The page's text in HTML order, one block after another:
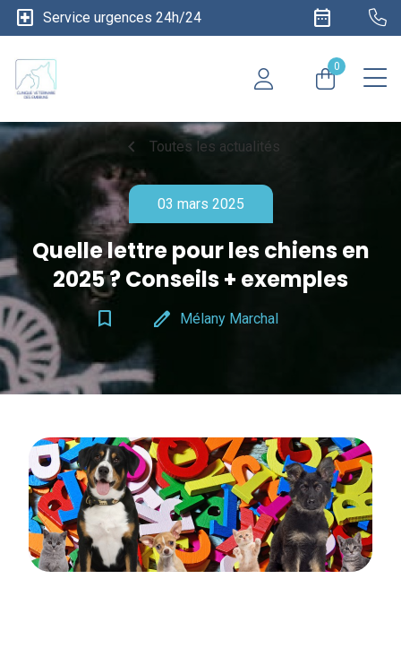
local_hospital Service urgences 24h/24 date_range
0
chevron_left Toutes les actualités
03 mars 2025
Quelle lettre pour les chiens en
2025 ? Conseils + exemples
bookmark_border edit Mélany Marchal